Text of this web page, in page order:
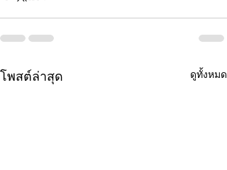
โพสต์ล่าสุด ดูทั้งหมด